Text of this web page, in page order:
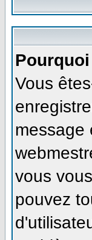
Vous
message
vous
pouvez